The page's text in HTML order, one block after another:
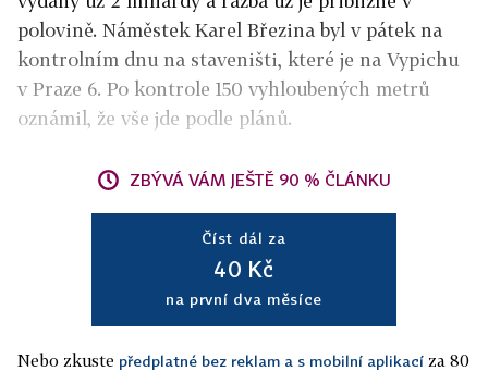
polovině. Náměstek Karel Březina byl v pátek na
kontrolním dnu na staveništi, které je na Vypichu
v Praze 6. Po kontrole 150 vyhloubených metrů
oznámil, že vše jde podle plánů.
ZBÝVÁ VÁM JEŠTĚ 90 % ČLÁNKU
Číst dál za
40 Kč
na první dva měsíce
Nebo zkuste předplatné bez reklam a s mobilní aplikací za 80